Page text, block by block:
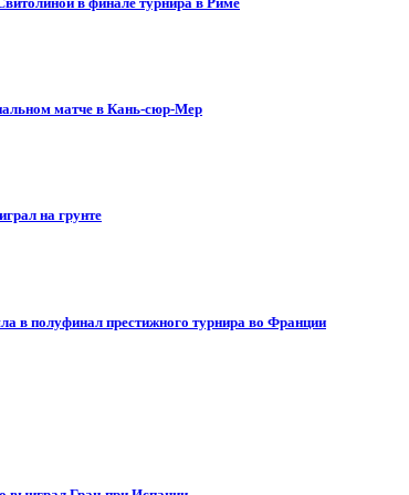
матче в Кань-сюр-Мер
на грунте
в полуфинал престижного турнира во Франции